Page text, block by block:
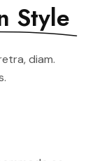
Style
diam.